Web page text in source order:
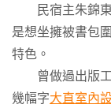
民宿主朱錦東
是想坐擁被書包
特色。
曾做過出版工
幾幅字大直室內